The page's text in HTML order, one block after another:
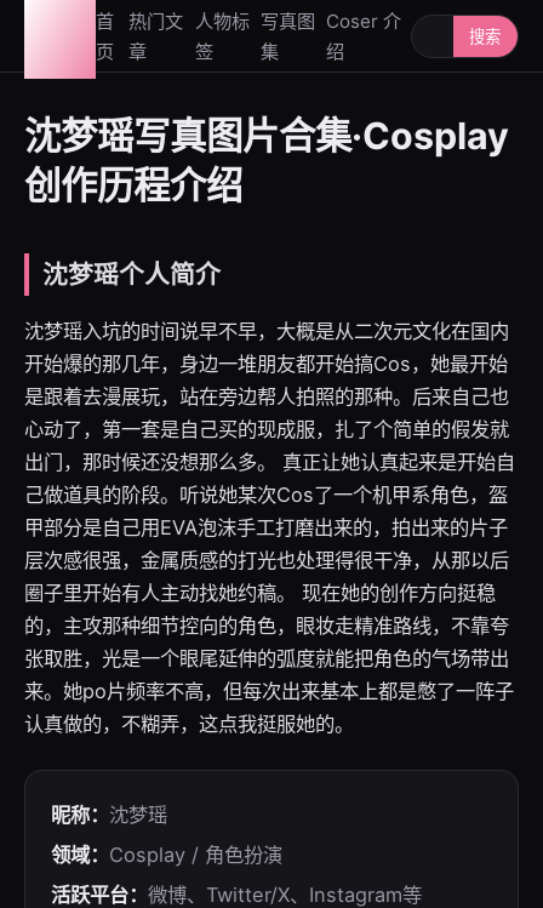
首
页
热门文
章
人物标
签
写真图
集
Coser 介
绍
搜索人物或写
搜索
沈梦瑶写真图片合集·Cosplay
创作历程介绍
沈梦瑶个人简介
沈梦瑶入坑的时间说早不早，大概是从二次元文化在国内
开始爆的那几年，身边一堆朋友都开始搞Cos，她最开始
是跟着去漫展玩，站在旁边帮人拍照的那种。后来自己也
心动了，第一套是自己买的现成服，扎了个简单的假发就
出门，那时候还没想那么多。 真正让她认真起来是开始自
己做道具的阶段。听说她某次Cos了一个机甲系角色，盔
甲部分是自己用EVA泡沫手工打磨出来的，拍出来的片子
层次感很强，金属质感的打光也处理得很干净，从那以后
圈子里开始有人主动找她约稿。 现在她的创作方向挺稳
的，主攻那种细节控向的角色，眼妆走精准路线，不靠夸
张取胜，光是一个眼尾延伸的弧度就能把角色的气场带出
来。她po片频率不高，但每次出来基本上都是憋了一阵子
认真做的，不糊弄，这点我挺服她的。
昵称： 沈梦瑶
领域： Cosplay / 角色扮演
活跃平台： 微博、Twitter/X、Instagram等